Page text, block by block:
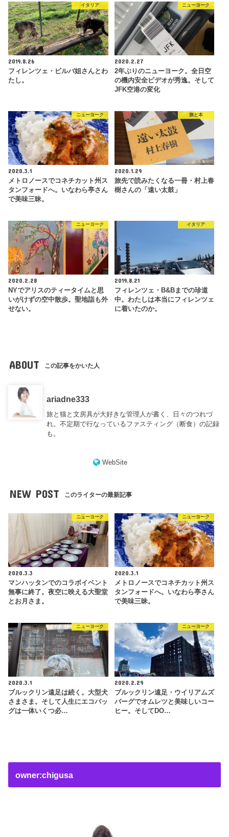
イタリア
2019.8.26
フィレンツェ・ビルバ姐さんとわ
たし。
ニューヨーク
2020.2.27
2年ぶりのニューヨーク。全日空
の機内安全ビデオが秀逸。そして
JFK空港の変化
ニューヨーク
2020.3.1
メトロノースでコネチカット州ス
タンフォードへ。いなわら亭さん
で美味三昧。
旅と本
2020.1.29
旅先で読みたくなる一冊・村上春
樹さんの「遠い太鼓」
ニューヨーク
2020.2.28
NYでアリスのティータイムと思
いがけずの空中散歩。聖地詣も外
せない。
イタリア
2019.8.21
フィレンツェ・B&Bまでの珍道
中。わたしは本当にフィレンツェ
に着いたのか。
ABOUT この記事をかいた人
ariadne333
旅と猫と文房具が大好きな管理人が書く、日々のつれづ
れ。不定期で行なっているファスティング（断食）の記録
も。
WebSite
NEW POST このライターの最新記事
ニューヨーク
2020.3.3
マンハッタンでのコラボイベント
無事に終了。夜空に映える大聖堂
とお月さま。
ニューヨーク
2020.3.1
メトロノースでコネチカット州ス
タンフォードへ。いなわら亭さん
で美味三昧。
ニューヨーク
2020.3.1
ブルックリン遠足は続く。大型犬
さまさま。そして人生にエコバッ
グは一体いくつ必…
ニューヨーク
2020.2.29
ブルックリン遠足・ウイリアムズ
バーグでオムレツと美味しいコー
ヒー。そしてDO…
owner:chigusa